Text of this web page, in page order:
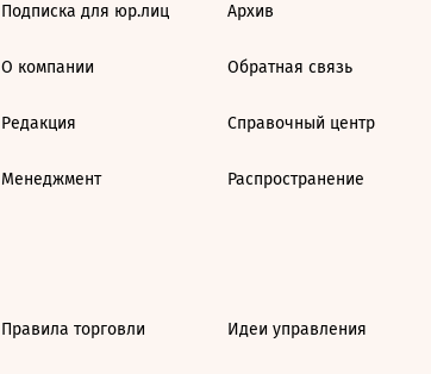
Подписка для юр.лиц
О компании
Редакция
Менеджмент
Архив
Обратная связь
Справочный центр
Распространение
Правила торговли Идеи управления